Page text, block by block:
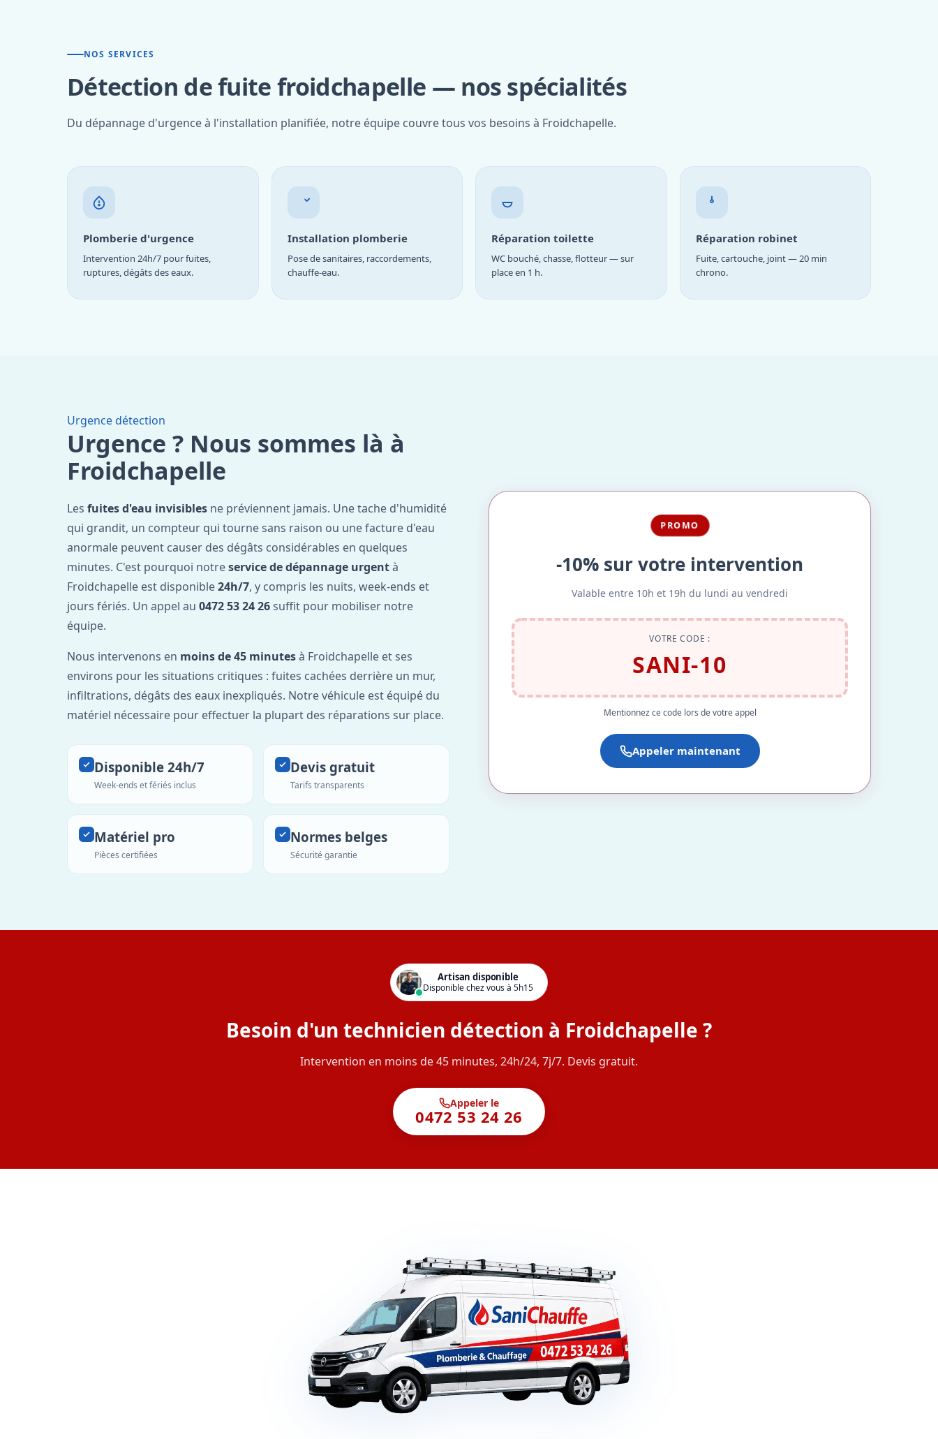
NOS SERVICES
Détection de fuite froidchapelle — nos spécialités
Du dépannage d'urgence à l'installation planifiée, notre équipe couvre tous vos besoins à Froidchapelle.
Plomberie d'urgence
Intervention 24h/7 pour fuites,
ruptures, dégâts des eaux.
Installation plomberie
Pose de sanitaires, raccordements,
chauffe-eau.
Réparation toilette
WC bouché, chasse, flotteur — sur
place en 1 h.
Réparation robinet
Fuite, cartouche, joint — 20 min
chrono.
Urgence détection
Urgence ? Nous sommes là à
Froidchapelle
Les fuites d'eau invisibles ne préviennent jamais. Une tache d'humidité
qui grandit, un compteur qui tourne sans raison ou une facture d'eau
anormale peuvent causer des dégâts considérables en quelques
minutes. C'est pourquoi notreservice de dépannage urgentà
Froidchapelle est disponible24h/7, y compris les nuits, week-ends et
jours fériés. Un appel au 0472 53 24 26suffit pour mobiliser notre
équipe.
Nous intervenons en moins de 45 minutesà Froidchapelle et ses
environs pour les situations critiques : fuites cachées derrière un mur,
infiltrations, dégâts des eaux inexpliqués. Notre véhicule est équipé du
matériel nécessaire pour effectuer la plupart des réparations sur place.
Disponible 24h/7
Week-ends et fériés inclus
Devis gratuit
Tarifs transparents
Matériel pro
Pièces certifiées
Normes belges
Sécurité garantie
PROMO
-10% sur votre intervention
Valable entre 10h et 19h du lundi au vendredi
VOTRE CODE :
SANI-10
Mentionnez ce code lors de votre appel
Appeler maintenant
Artisan disponible
Disponible chez vous à 5h15
Besoin d'un technicien détection à Froidchapelle ?
Intervention en moins de 45 minutes, 24h/24, 7j/7. Devis gratuit.
Appeler le
0472 53 24 26